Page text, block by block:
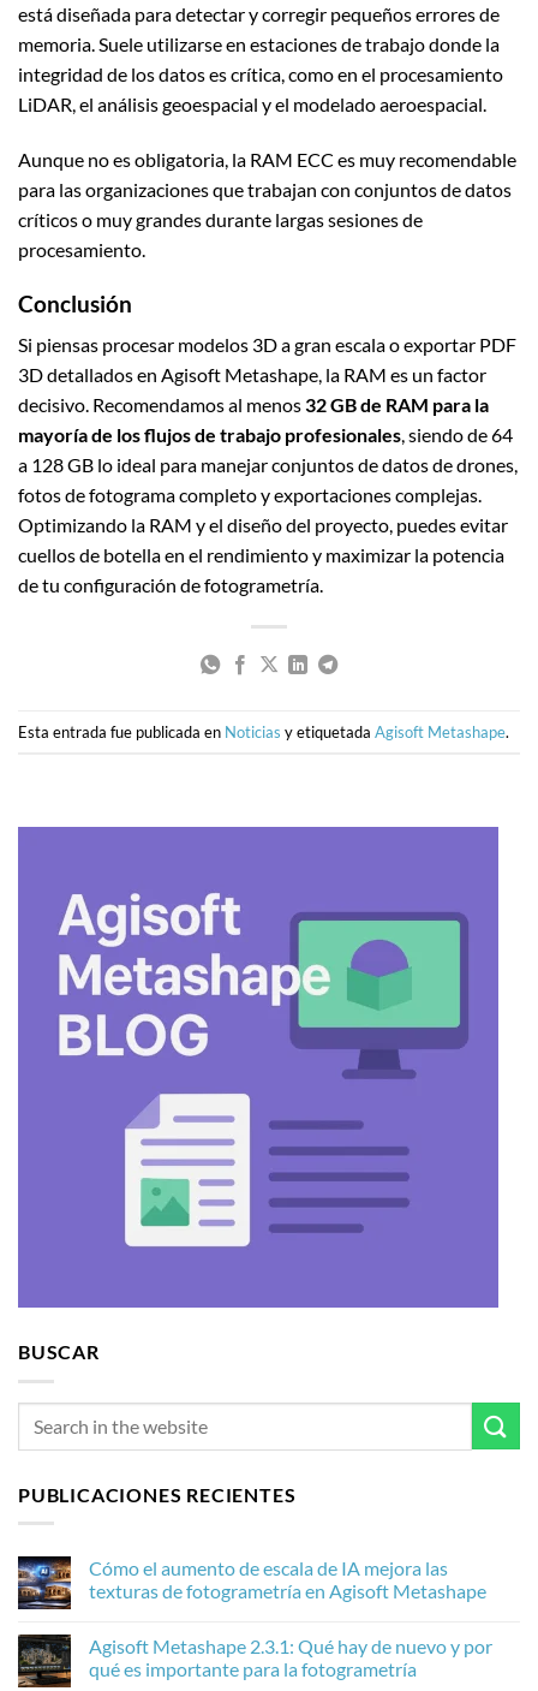
está diseñada para detectar y corregir pequeños errores de
memoria. Suele utilizarse en estaciones de trabajo donde la
integridad de los datos es crítica, como en el procesamiento
LiDAR, el análisis geoespacial y el modelado aeroespacial.
Aunque no es obligatoria, la RAM ECC es muy recomendable
para las organizaciones que trabajan con conjuntos de datos
críticos o muy grandes durante largas sesiones de
procesamiento.
Conclusión
Si piensas procesar modelos 3D a gran escala o exportar PDF
3D detallados en Agisoft Metashape, la RAM es un factor
decisivo. Recomendamos al menos32 GB de RAM para la
mayoría de los flujos de trabajo profesionales, siendo de 64
a 128 GB lo ideal para manejar conjuntos de datos de drones,
fotos de fotograma completo y exportaciones complejas.
Optimizando la RAM y el diseño del proyecto, puedes evitar
cuellos de botella en el rendimiento y maximizar la potencia
de tu configuración de fotogrametría.
Esta entrada fue publicada en Noticias y etiquetada Agisoft Metashape.
BUSCAR
PUBLICACIONES RECIENTES
Cómo el aumento de escala de IA mejora las
texturas de fotogrametría en Agisoft Metashape
comentarios
Cómo
Agisoft Metashape 2.3.1: Qué hay de nuevo y por
qué es importante para la fotogrametría